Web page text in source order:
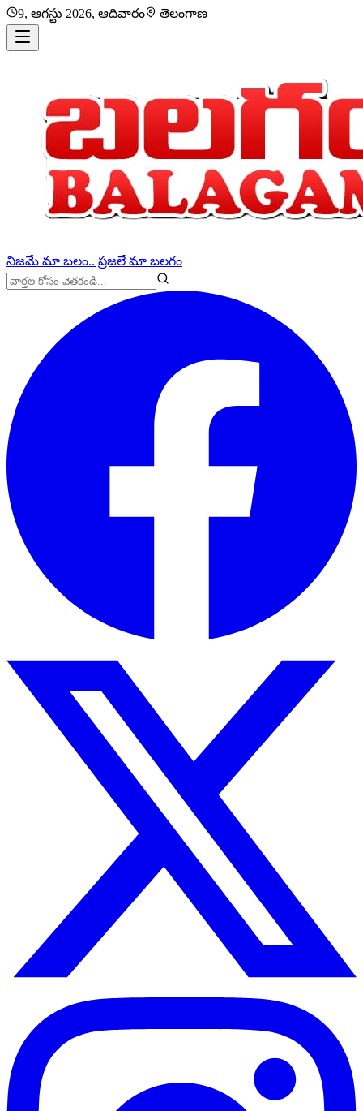
9, ఆగస్టు 2026, ఆదివారం తెలంగాణ
నిజమే మా బలం.. ప్రజలే మా బలగం